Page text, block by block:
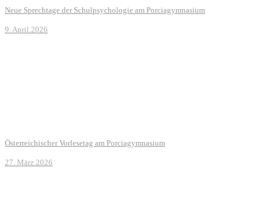
Neue Sprechtage der Schulpsychologie am Porciagymnasium
9. April 2026
Österreichischer Vorlesetag am Porciagymnasium
27. März 2026